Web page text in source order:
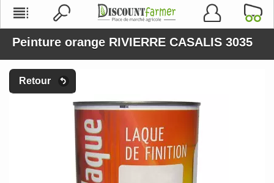
Peinture orange RIVIERRE CASALIS 3035
Retour